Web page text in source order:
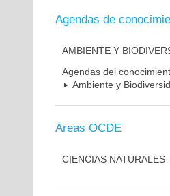
Agendas de
AMBIENTE Y
Agendas del
Ambiente y
Áreas OCDE
CIENCIAS